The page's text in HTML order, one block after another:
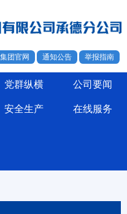
集团官网 通知公告 举报指南
党群纵横 公司要闻
安全生产 在线服务